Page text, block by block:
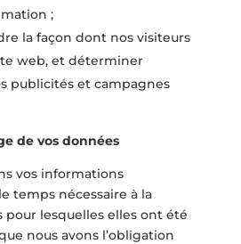
;
la façon dont nos visiteurs
web, et déterminer
publicités et campagnes
de vos données
vos informations
temps nécessaire à la
pour lesquelles elles ont été
nous avons l’obligation